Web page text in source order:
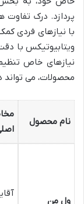
پردازد. درک تفاوت
با نیازهای فردی
ویتابیوتیکس با
نیازهای خاص
محصولات، می
نام محصول
ول من